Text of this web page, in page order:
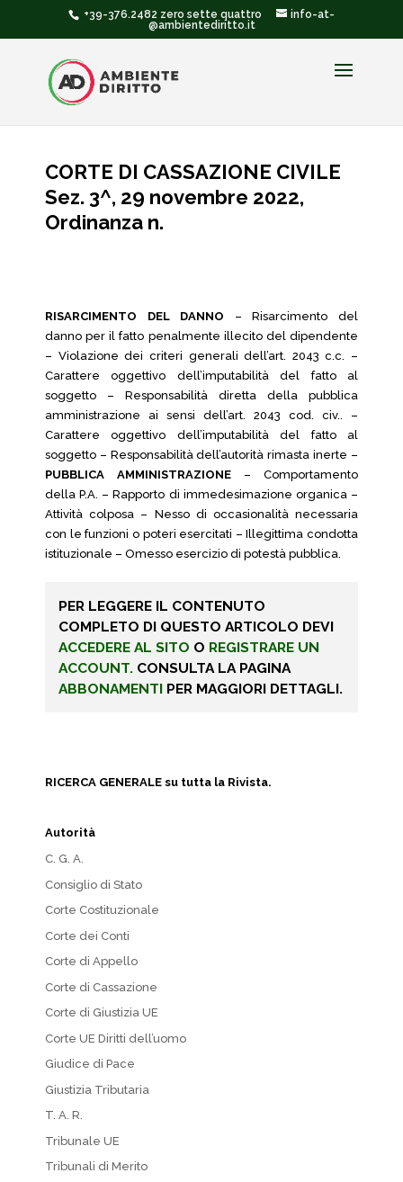
+39-376.2482 zero sette quattro
info-at-
@ambientediritto.it
CORTE DI CASSAZIONE CIVILE
Sez. 3^, 29 novembre 2022,
Ordinanza n.
RISARCIMENTO DEL DANNO – Risarcimento del
danno per il fatto penalmente illecito del dipendente
– Violazione dei criteri generali dell’art. 2043 c.c. –
Carattere oggettivo dell’imputabilità del fatto al
soggetto – Responsabilità diretta della pubblica
amministrazione ai sensi dell’art. 2043 cod. civ.. –
Carattere oggettivo dell’imputabilità del fatto al
soggetto – Responsabilità dell’autorità rimasta inerte –
PUBBLICA AMMINISTRAZIONE – Comportamento
della P.A. – Rapporto di immedesimazione organica –
Attività colposa – Nesso di occasionalità necessaria
con le funzioni o poteri esercitati – Illegittima condotta
istituzionale – Omesso esercizio di potestà pubblica.
PER LEGGERE IL CONTENUTO
COMPLETO DI QUESTO ARTICOLO DEVI
ACCEDERE AL SITO O REGISTRARE UN
ACCOUNT. CONSULTA LA PAGINA
ABBONAMENTI PER MAGGIORI DETTAGLI.
RICERCA GENERALE su tutta la Rivista.
Autorità
C. G. A.
Consiglio di Stato
Corte Costituzionale
Corte dei Conti
Corte di Appello
Corte di Cassazione
Corte di Giustizia UE
Corte UE Diritti dell’uomo
Giudice di Pace
Giustizia Tributaria
T. A. R.
Tribunale UE
Tribunali di Merito